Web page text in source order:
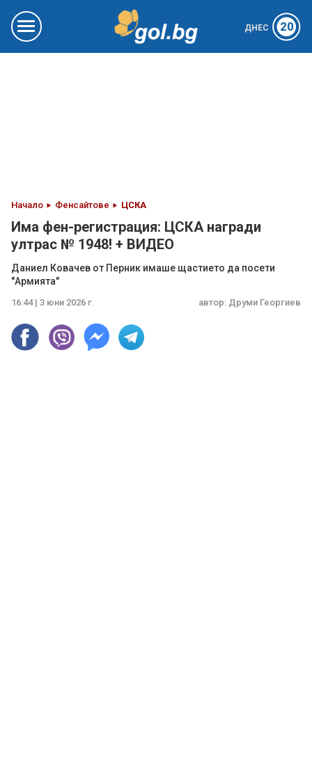
ДНЕС 20
Начало Фенсайтове ЦСКА
Има фен-регистрация: ЦСКА награди
ултрас № 1948! + ВИДЕО
Даниел Ковачев от Перник имаше щастието да посети
"Армията"
16:44 | 3 юни 2026 г. автор: Друми Георгиев